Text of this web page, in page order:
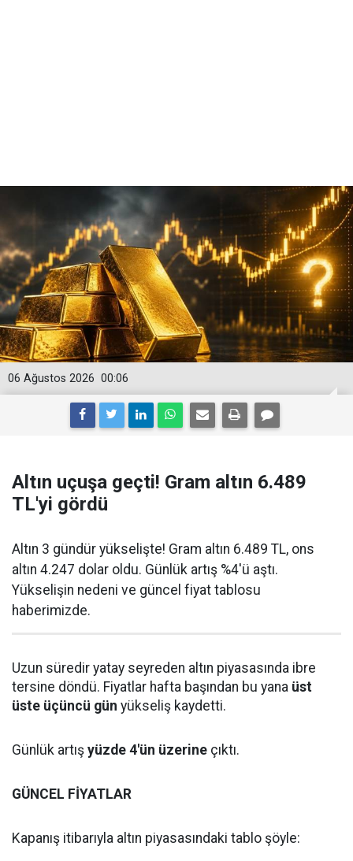
00:06
06 Ağustos 2026
Altın uçuşa geçti! Gram altın 6.489
TL'yi gördü
Altın 3 gündür yükselişte! Gram altın 6.489 TL, ons
altın 4.247 dolar oldu. Günlük artış %4'ü aştı.
Yükselişin nedeni ve güncel fiyat tablosu
haberimizde.
Uzun süredir yatay seyreden altın piyasasında ibre
tersine döndü. Fiyatlar hafta başından bu yana üst
üste üçüncü gün yükseliş kaydetti.
Günlük artış yüzde 4'ün üzerine çıktı.
GÜNCEL FİYATLAR
Kapanış itibarıyla altın piyasasındaki tablo şöyle: